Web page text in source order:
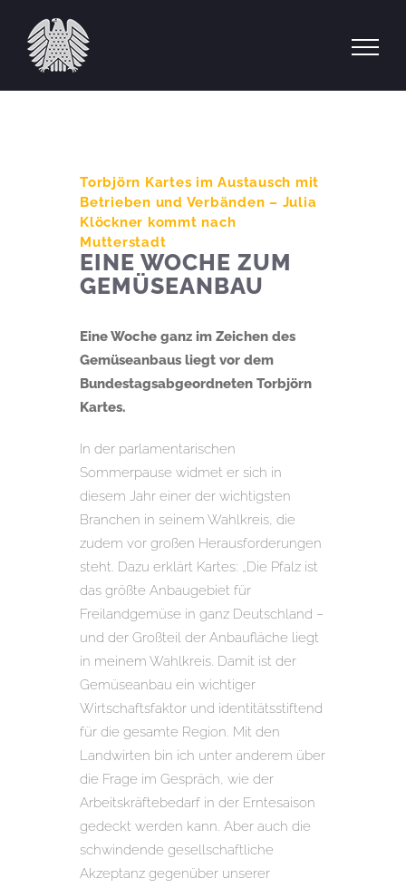
Inhalt
springen
Torbjörn Kartes im Austausch mit
Betrieben und Verbänden – Julia
Klöckner kommt nach
Mutterstadt
EINE WOCHE ZUM
GEMÜSEANBAU
Eine Woche ganz im Zeichen des
Gemüseanbaus liegt vor dem
Bundestagsabgeordneten Torbjörn
Kartes.
In der parlamentarischen
Sommerpause widmet er sich in
diesem Jahr einer der wichtigsten
Branchen in seinem Wahlkreis, die
zudem vor großen Herausforderungen
steht. Dazu erklärt Kartes: „Die Pfalz ist
das größte Anbaugebiet für
Freilandgemüse in ganz Deutschland –
und der Großteil der Anbaufläche liegt
in meinem Wahlkreis. Damit ist der
Gemüseanbau ein wichtiger
Wirtschaftsfaktor und identitätsstiftend
für die gesamte Region. Mit den
Landwirten bin ich unter anderem über
die Frage im Gespräch, wie der
Arbeitskräftebedarf in der Erntesaison
gedeckt werden kann. Aber auch die
schwindende gesellschaftliche
Akzeptanz gegenüber unserer